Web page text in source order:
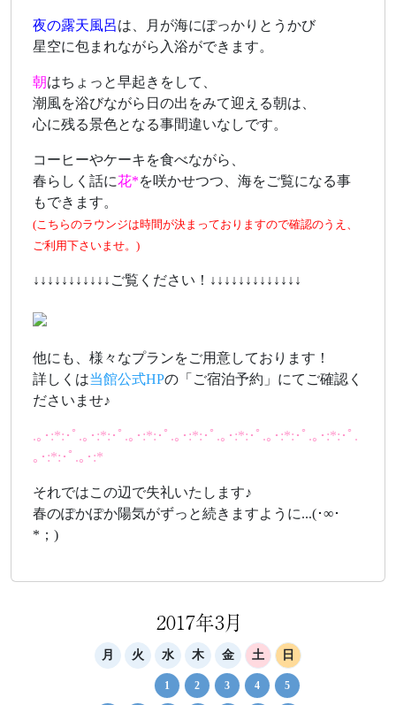
夜の露天風呂は、月が海にぽっかりとうかび
星空に包まれながら入浴ができます。
朝はちょっと早起きをして、
潮風を浴びながら日の出をみて迎える朝は、
心に残る景色となる事間違いなしです。
コーヒーやケーキを食べながら、
春らしく話に花*を咲かせつつ、海をご覧になる事
もできます。
(こちらのラウンジは時間が決まっておりますので確認のうえ、
ご利用下さいませ。)
↓↓↓↓↓↓↓↓↓↓↓ご覧ください！↓↓↓↓↓↓↓↓↓↓↓↓↓
他にも、様々なプランをご用意しております！
詳しくは当館公式HPの「ご宿泊予約」にてご確認く
ださいませ♪
.｡･:*:･ﾟ.｡･:*:･ﾟ.｡･:*:･ﾟ.｡･:*:･ﾟ.｡･:*:･ﾟ.｡･:*:･ﾟ.｡･:*:･ﾟ.
｡･:*:･ﾟ.｡･:*
それではこの辺で失礼いたします♪
春のぽかぽか陽気がずっと続きますように...(･∞･
*；)
2017年3月
月 火 水 木 金 土 日
1 2 3 4 5